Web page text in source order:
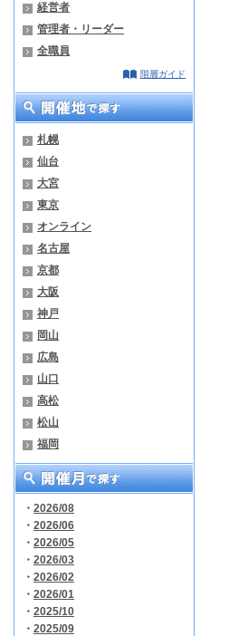
経営者
管理者・リーダー
全職員
階層ガイド
札幌
仙台
大宮
東京
オンライン
名古屋
京都
大阪
神戸
岡山
広島
山口
高松
松山
福岡
・ 2026/08
・ 2026/06
・ 2026/05
・ 2026/03
・ 2026/02
・ 2026/01
・ 2025/10
・ 2025/09